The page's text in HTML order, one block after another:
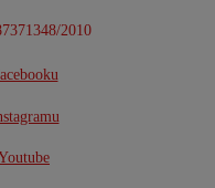
2010